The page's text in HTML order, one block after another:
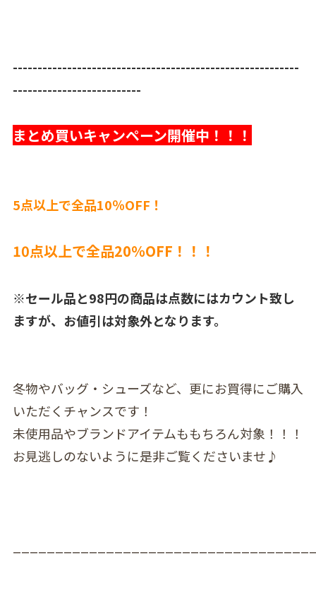
----------------------------------------------------------
--------------------------
まとめ買いキャンペーン開催中！！！
5点以上で全品10％OFF！
10点以上で全品20％OFF！！！
※セール品と98円の商品は点数にはカウント致し
ますが、お値引は対象外となります。
冬物やバッグ・シューズなど、更にお買得にご購入
いただくチャンスです！
未使用品やブランドアイテムももちろん対象！！！
お見逃しのないように是非ご覧くださいませ♪